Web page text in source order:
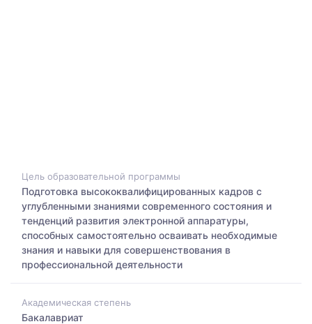
Цель образовательной программы
Подготовка высококвалифицированных кадров с
углубленными знаниями современного состояния и
тенденций развития электронной аппаратуры,
способных самостоятельно осваивать необходимые
знания и навыки для совершенствования в
профессиональной деятельности
Академическая степень
Бакалавриат